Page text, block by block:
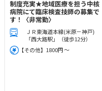
制度充実★地域医療を担う中核
病院にて臨床検査技師の募集で
す！〈非常勤〉
ＪＲ東海道本線(米原－神戸)
「西大路駅」（徒歩12分）
【その他】1800円 ～